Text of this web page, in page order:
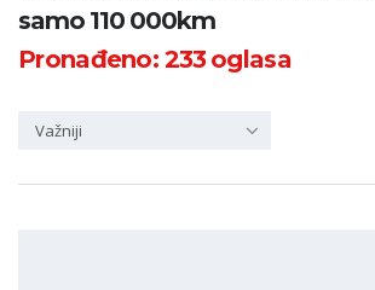
Županija
samo 110 000km
Pronađeno:233oglasa
Važniji